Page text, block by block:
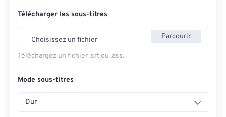
Télécharger les sous-titres
Choisissez un fichier Parcourir
Téléchargez un fichier .srt ou .ass.
Mode sous-titres
Dur